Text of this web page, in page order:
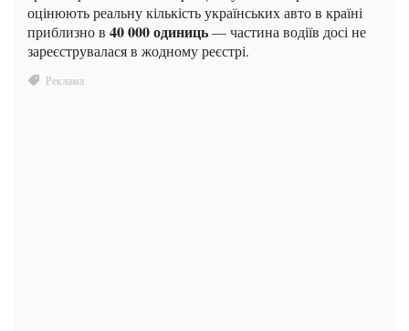
оцінюють реальну кількість українських авто в країні
приблизно в 40 000 одиниць— частина водіїв досі не
зареєструвалася в жодному реєстрі.